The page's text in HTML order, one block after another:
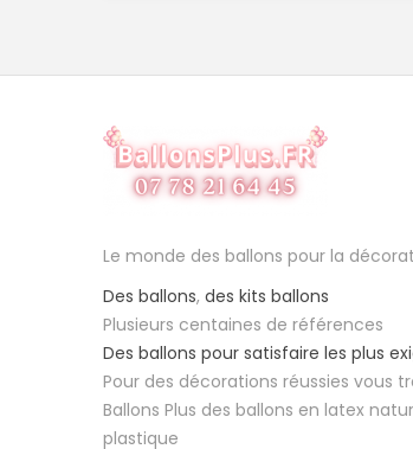
Le monde des ballons pour la
Des ballons, des kits ballons
Plusieurs centaines de références
Des ballons pour satisfaire les plus
Pour des décorations réussies vous
Ballons Plus des ballons en latex
plastique